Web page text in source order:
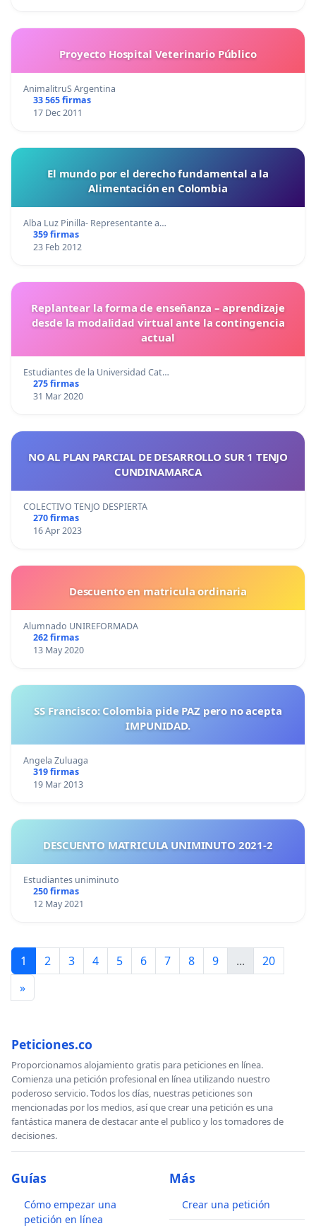
Proyecto Hospital Veterinario Público
AnimalitruS Argentina
33 565 firmas
17 Dec 2011
El mundo por el derecho fundamental a la
Alimentación en Colombia
Alba Luz Pinilla- Representante a…
359 firmas
23 Feb 2012
Replantear la forma de enseñanza – aprendizaje
desde la modalidad virtual ante la contingencia
actual
Estudiantes de la Universidad Cat…
275 firmas
31 Mar 2020
NO AL PLAN PARCIAL DE DESARROLLO SUR 1 TENJO
CUNDINAMARCA
COLECTIVO TENJO DESPIERTA
270 firmas
16 Apr 2023
Descuento en matricula ordinaria
Alumnado UNIREFORMADA
262 firmas
13 May 2020
SS Francisco: Colombia pide PAZ pero no acepta
IMPUNIDAD.
Angela Zuluaga
319 firmas
19 Mar 2013
DESCUENTO MATRICULA UNIMINUTO 2021-2
Estudiantes uniminuto
250 firmas
12 May 2021
1 2 3 4 5 6 7 8 9 ...
20
»
Peticiones.co
Proporcionamos alojamiento gratis para peticiones en línea.
Comienza una petición profesional en línea utilizando nuestro
poderoso servicio. Todos los días, nuestras peticiones son
mencionadas por los medios, así que crear una petición es una
fantástica manera de destacar ante el publico y los tomadores de
decisiones.
Guías
Cómo empezar una
petición en línea
Más
Crear una petición